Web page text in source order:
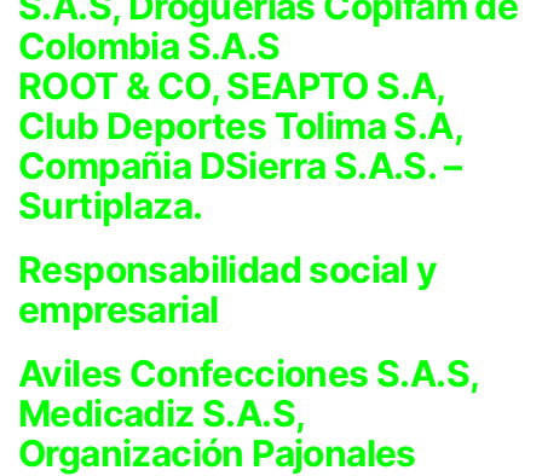
Colombia S.A.S
ROOT & CO, SEAPTO S.A,
Club Deportes Tolima S.A,
Compañia DSierra S.A.S. –
Surtiplaza.
Responsabilidad social y
empresarial
Aviles Confecciones S.A.S,
Medicadiz S.A.S,
Organización Pajonales